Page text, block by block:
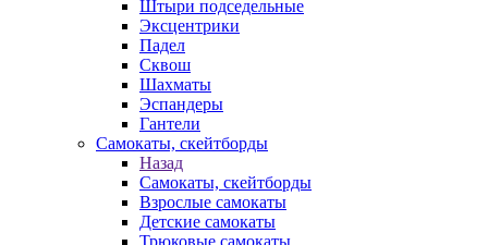
Штыри подседельные
Эксцентрики
Падел
Сквош
Шахматы
Эспандеры
Гантели
Самокаты, скейтборды
Назад
Самокаты, скейтборды
Взрослые самокаты
Детские самокаты
Трюковые самокаты